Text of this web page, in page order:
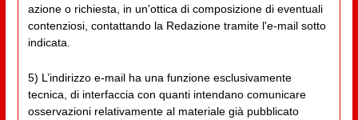
azione o richiesta, in un'ottica di composizione di eventuali
contenziosi, contattando la Redazione tramite l'e-mail sotto
indicata.
5) L’indirizzo e-mail ha una funzione esclusivamente
tecnica, di interfaccia con quanti intendano comunicare
osservazioni relativamente al materiale già pubblicato